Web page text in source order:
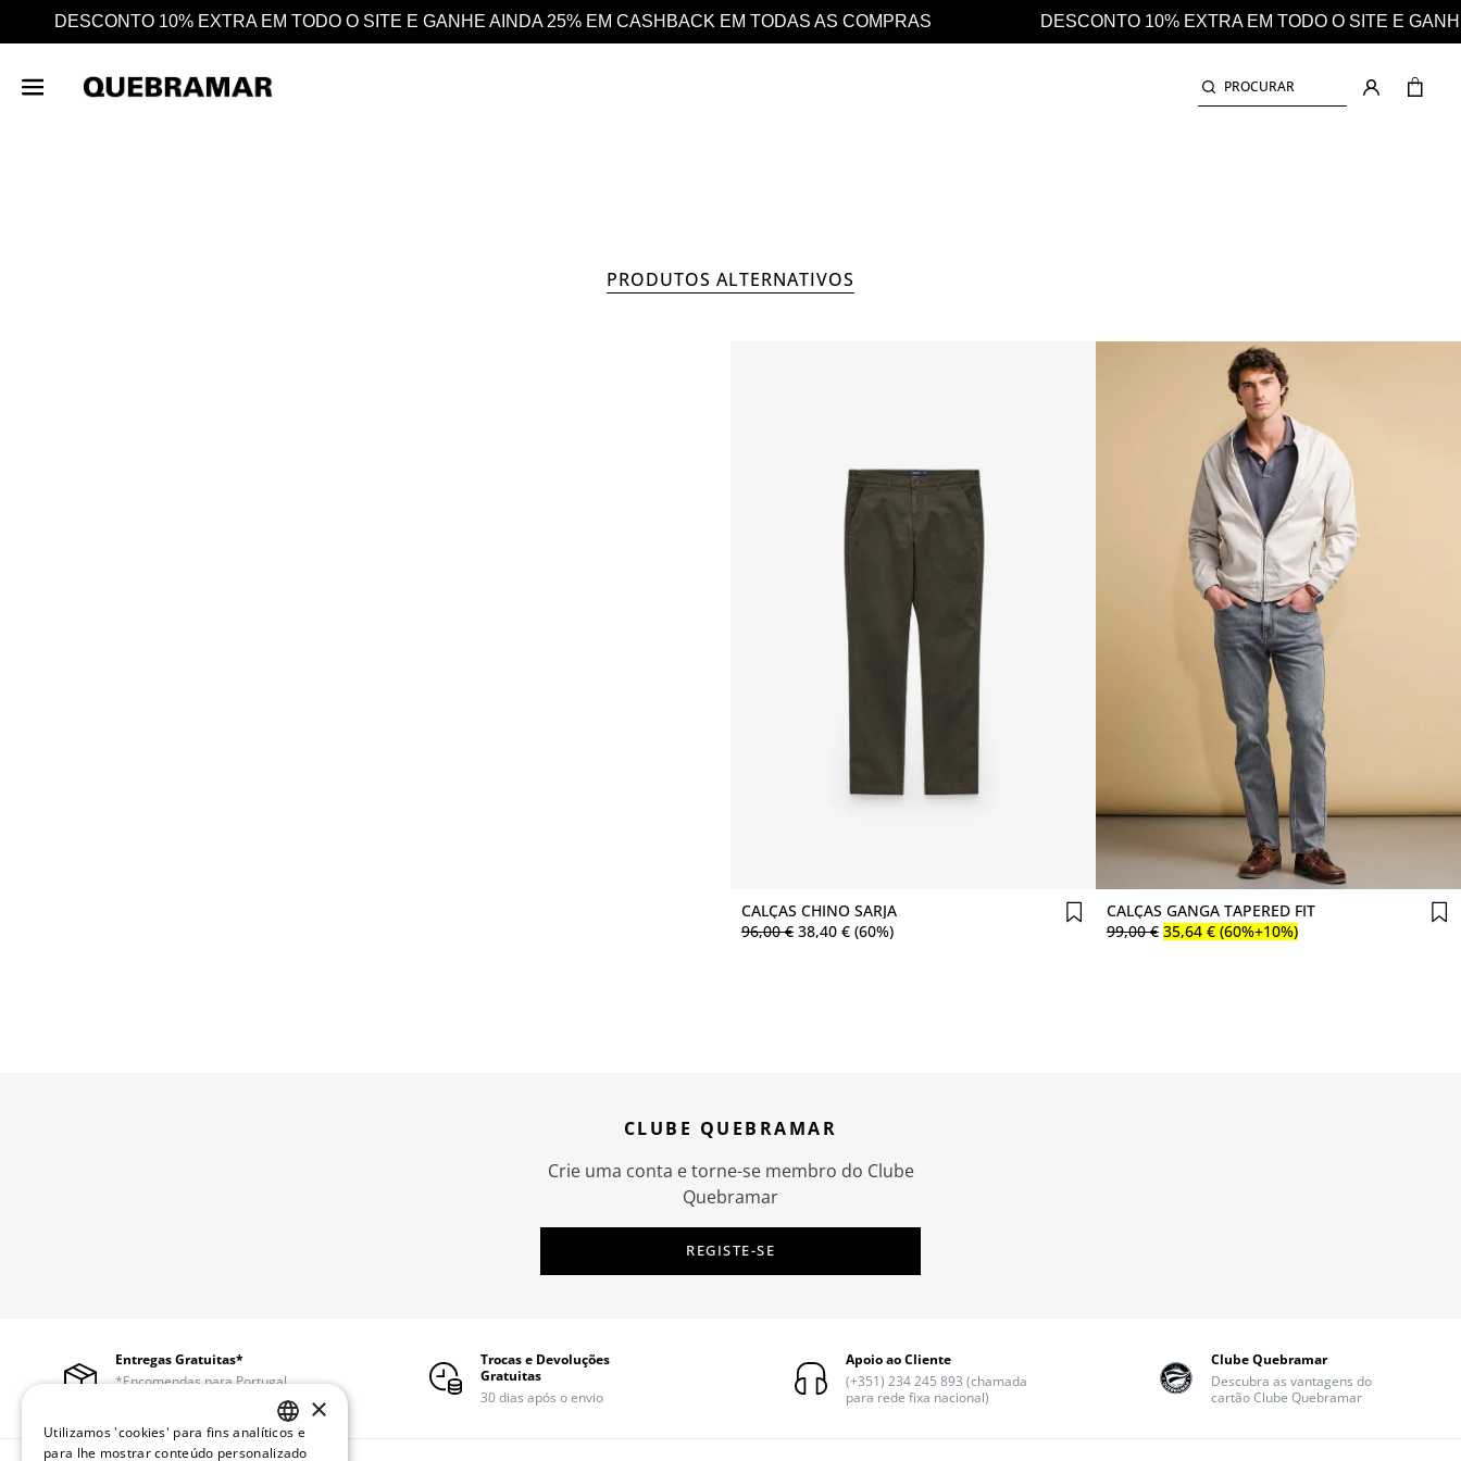
O SITE E GANHE AINDA 25% EM CASHBACK EM TODAS AS COMPRAS DESCONTO 10% EXTRA EM TODO O SITE E GANHE AINDA 25% EM CASHBACK EM
PROCURAR
PRODUTOS ALTERNATIVOS
CALÇAS CHINO SARJA
96,00 € 38,40 € (60%)
Comprar agora
CALÇAS GANGA TAPERED FIT
99,00 € 35,64 € (60%+10%)
CLUBE QUEBRAMAR
Crie uma conta e torne-se membro do Clube
Quebramar
REGISTE-SE
Entregas Gratuitas*
*Encomendas para Portugal
Trocas e Devoluções
Gratuitas
30 dias após o envio
Apoio ao Cliente
(+351) 234 245 893 (chamada
para rede fixa nacional)
Clube Quebramar
Descubra as vantagens do
cartão Clube Quebramar
PORTUGUESE
×
Utilizamos 'cookies' para fins analíticos e
para lhe mostrar conteúdo personalizado